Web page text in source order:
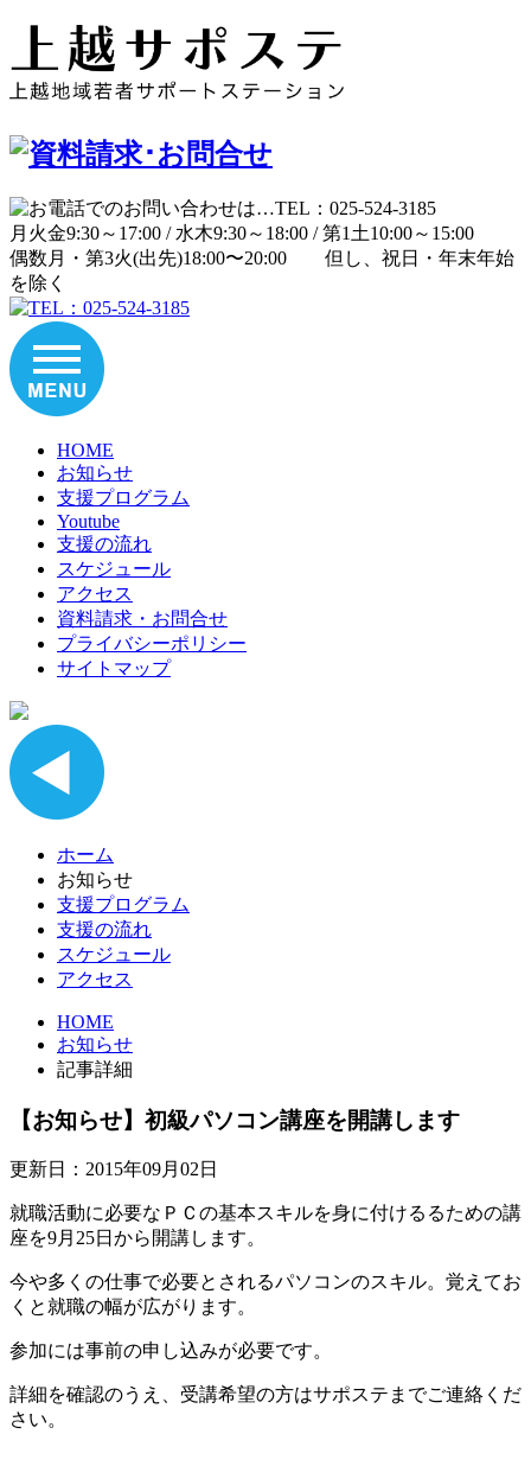
月 火金9:30～17:00 / 水木9:30～18:00 /第1土10:00～15:00
偶数月・第3火(出先)18:00〜20:00 但し、祝日・年末年始
を除く
HOME
お知らせ
支援プログラム
Youtube
支援の流れ
スケジュール
アクセス
資料請求・お問合せ
プライバシーポリシー
サイトマップ
ホーム
お知らせ
支援プログラム
支援の流れ
スケジュール
アクセス
HOME
お知らせ
記事詳細
【お知らせ】初級パソコン講座を開講します
更新日：2015年09月02日
就職活動に必要なＰＣの基本スキルを身に付けるるための講
座を9月25日から開講します。
今や多くの仕事で必要とされるパソコンのスキル。覚えてお
くと就職の幅が広がります。
参加には事前の申し込みが必要です。
詳細を確認のうえ、受講希望の方はサポステまでご連絡くだ
さい。